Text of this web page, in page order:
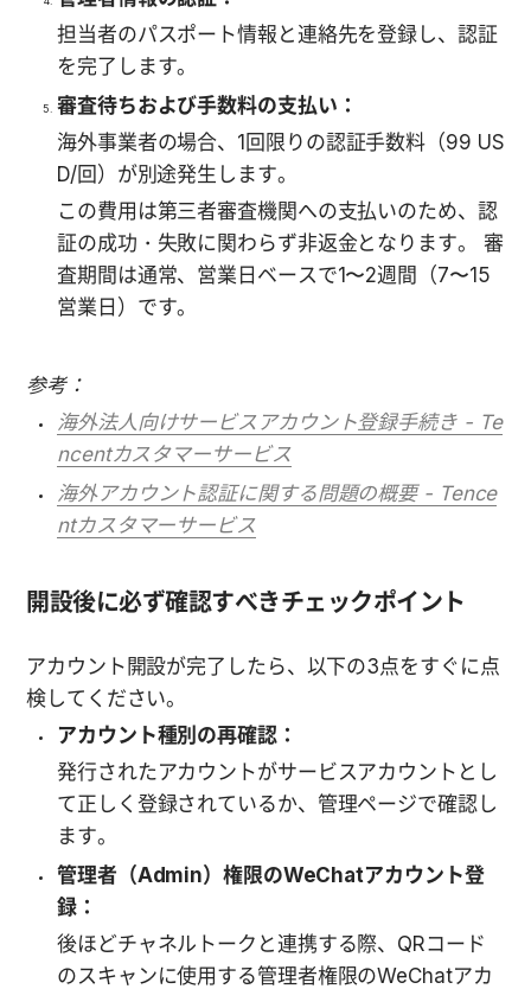
担当者のパスポート情報と連絡先を登録し、認証
を完了します。
審査待ちおよび手数料の支払い：
海外事業者の場合、 1回限りの認証手数料（99 US
D/回）が別途発生します。
この費用は第三者審査機関への支払いのため、認
証の成功・失敗に関わらず非返金となります。 審
査期間は通常、営業日ベースで1〜2週間（7〜15
営業日）です。
参考：
海外法人向けサービスアカウント登録手続き - Te
ncentカスタマーサービス
海外アカウント認証に関する問題の概要 - Tence
ntカスタマーサービス
開設後に必ず確認すべきチェックポイント
アカウント開設が完了したら、以下の3点をすぐに点
検してください。
アカウント種別の再確認：
発行されたアカウントがサービスアカウントとし
て正しく登録されているか、管理ページで確認し
ます。
管理者（Admin）権限のWeChatアカウント登
録：
後ほどチャネルトークと連携する際、QRコード
のスキャンに使用する管理者権限のWeChatアカ